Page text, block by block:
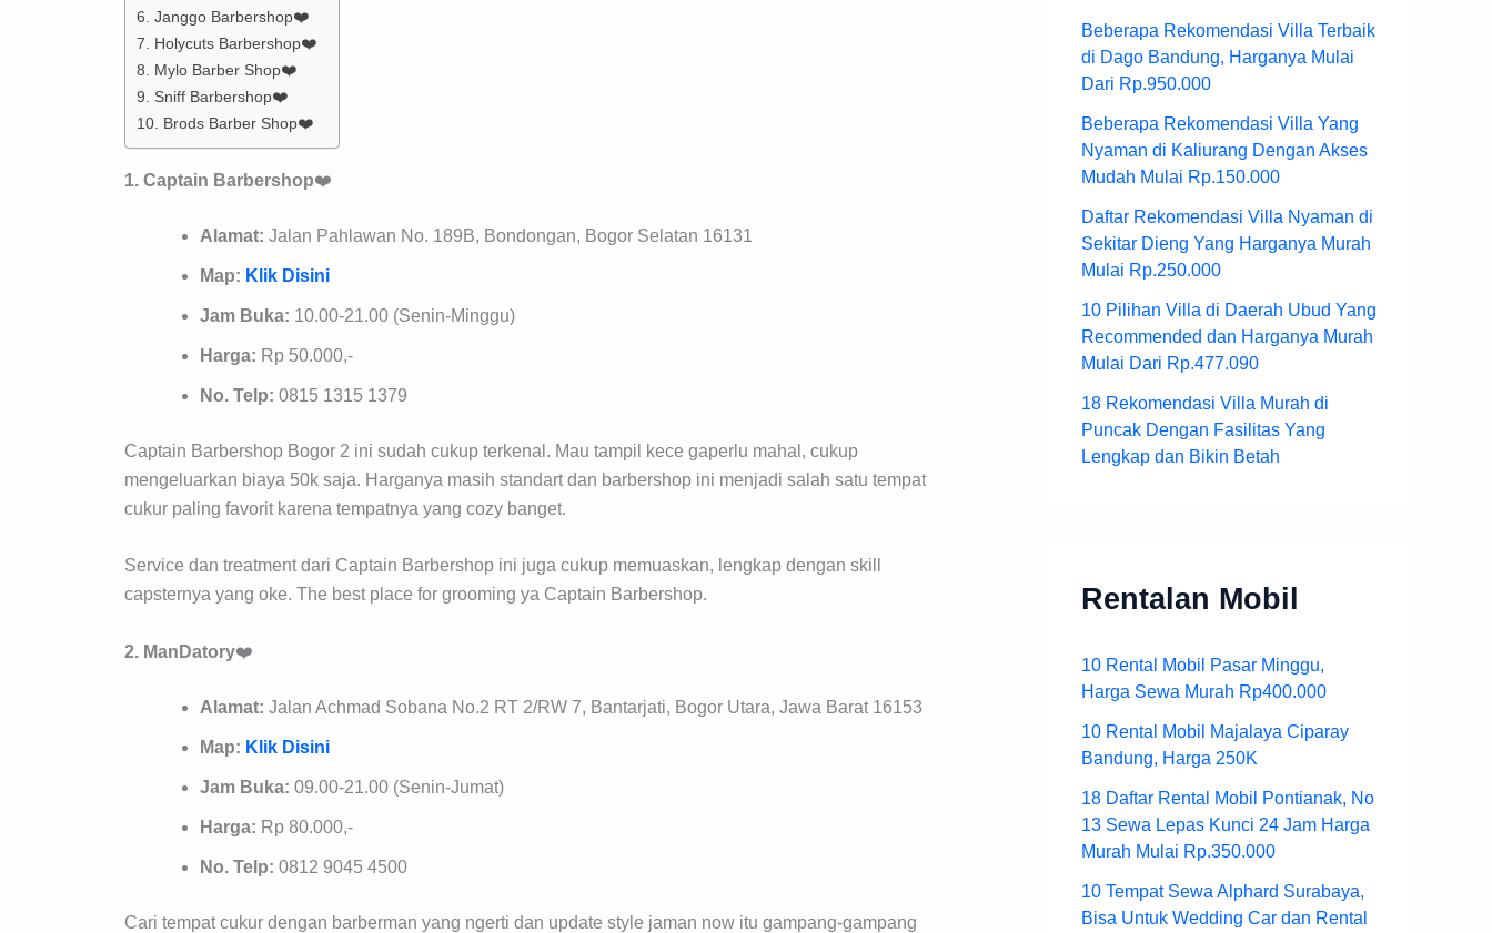
6. Janggo Barbershop❤️
7. Holycuts Barbershop❤️
8. Mylo Barber Shop❤️
9. Sniff Barbershop❤️
10. Brods Barber Shop❤️
1. Captain Barbershop❤️
Alamat: Jalan Pahlawan No. 189B, Bondongan, Bogor Selatan 16131
Map: Klik Disini
Jam Buka: 10.00-21.00 (Senin-Minggu)
Harga: Rp 50.000,-
No. Telp: 0815 1315 1379
Captain Barbershop Bogor 2 ini sudah cukup terkenal. Mau tampil kece gaperlu mahal, cukup
mengeluarkan biaya 50k saja. Harganya masih standart dan barbershop ini menjadi salah satu tempat
cukur paling favorit karena tempatnya yang cozy banget.
Service dan treatment dari Captain Barbershop ini juga cukup memuaskan, lengkap dengan skill
capsternya yang oke. The best place for grooming ya Captain Barbershop.
2. ManDatory❤️
Alamat: Jalan Achmad Sobana No.2 RT 2/RW 7, Bantarjati, Bogor Utara, Jawa Barat 16153
Map: Klik Disini
Jam Buka: 09.00-21.00 (Senin-Jumat)
Harga: Rp 80.000,-
No. Telp: 0812 9045 4500
Cari tempat cukur dengan barberman yang ngerti dan update style jaman now itu gampang-gampang
Beberapa Rekomendasi Villa Terbaik
di Dago Bandung, Harganya Mulai
Dari Rp.950.000
Beberapa Rekomendasi Villa Yang
Nyaman di Kaliurang Dengan Akses
Mudah Mulai Rp.150.000
Daftar Rekomendasi Villa Nyaman di
Sekitar Dieng Yang Harganya Murah
Mulai Rp.250.000
10 Pilihan Villa di Daerah Ubud Yang
Recommended dan Harganya Murah
Mulai Dari Rp.477.090
18 Rekomendasi Villa Murah di
Puncak Dengan Fasilitas Yang
Lengkap dan Bikin Betah
Rentalan Mobil
10 Rental Mobil Pasar Minggu,
Harga Sewa Murah Rp400.000
10 Rental Mobil Majalaya Ciparay
Bandung, Harga 250K
18 Daftar Rental Mobil Pontianak, No
13 Sewa Lepas Kunci 24 Jam Harga
Murah Mulai Rp.350.000
10 Tempat Sewa Alphard Surabaya,
Bisa Untuk Wedding Car dan Rental